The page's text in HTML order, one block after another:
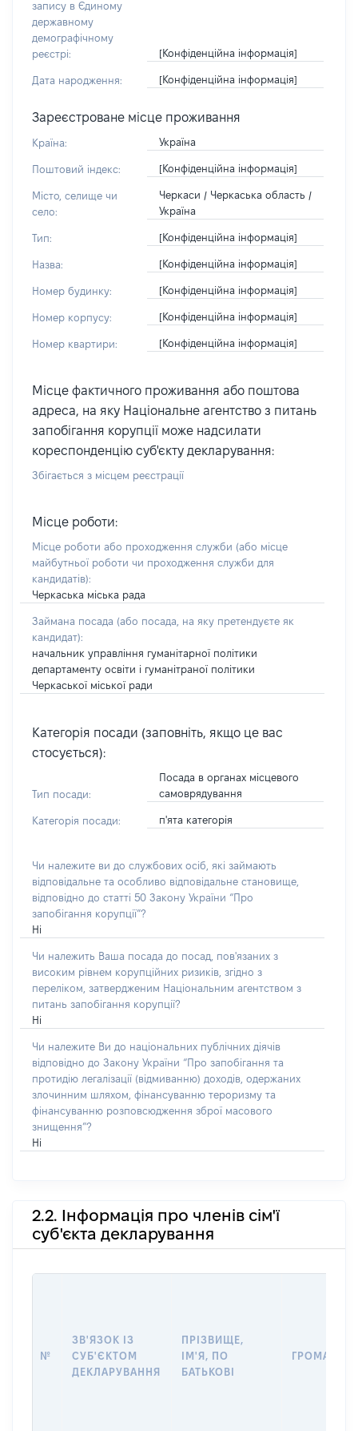
запису в Єдиному
державному
демографічному
реєстрі:
[Конфіденційна інформація]
Дата народження: [Конфіденційна інформація]
Зареєстроване місце проживання
Країна: Україна
Поштовий індекс: [Конфіденційна інформація]
Місто, селище чи
село:
Черкаси / Черкаська область /
Україна
Тип: [Конфіденційна інформація]
Назва: [Конфіденційна інформація]
Номер будинку: [Конфіденційна інформація]
Номер корпусу: [Конфіденційна інформація]
Номер квартири: [Конфіденційна інформація]
Місце фактичного проживання або поштова
адреса, на яку Національне агентство з питань
запобігання корупції може надсилати
кореспонденцію суб'єкту декларування:
Збігається з місцем реєстрації
Місце роботи:
Місце роботи або проходження служби (або місце
майбутньої роботи чи проходження служби для
кандидатів):
Черкаська міська рада
Займана посада (або посада, на яку претендуєте як
кандидат):
начальник управління гуманітарної політики
департаменту освіти і гуманітраної політики
Черкаської міської ради
Категорія посади (заповніть, якщо це вас
стосується):
Тип посади:
Посада в органах місцевого
самоврядування
Категорія посади: п'ята категорія
Чи належите ви до службових осіб, які займають
відповідальне та особливо відповідальне становище,
відповідно до статті 50 Закону України “Про
запобігання корупції”?
Ні
Чи належить Ваша посада до посад, пов'язаних з
високим рівнем корупційних ризиків, згідно з
переліком, затвердженим Національним агентством з
питань запобігання корупції?
Ні
Чи належите Ви до національних публічних діячів
відповідно до Закону України “Про запобігання та
протидію легалізації (відмиванню) доходів, одержаних
злочинним шляхом, фінансуванню тероризму та
фінансуванню розповсюдження зброї масового
знищення”?
Ні
2.2. Інформація про членів сім'ї
суб'єкта декларування
№
ЗВ'ЯЗОК ІЗ
СУБ'ЄКТОМ
ДЕКЛАРУВАННЯ
ПРІЗВИЩЕ,
ІМ'Я, ПО
БАТЬКОВІ